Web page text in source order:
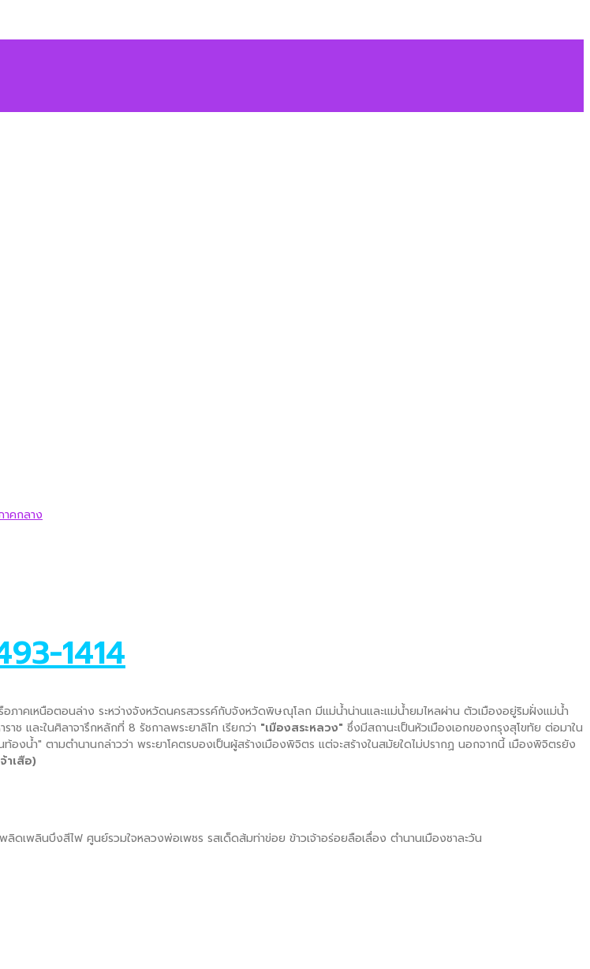
าคกลาง
1414
าคเหนือตอนล่าง ระหว่างจังหวัดนครสวรรค์กับจังหวัดพิษณุโลก มีแม่น้ำน่านและแม่น้ำยมไหลผ่าน ตัวเมืองอยู่ริมฝั่งแม่น้ำ
ช และในศิลาจารึกหลักที่ 8 รัชกาลพระยาลิไท เรียกว่า "เมืองสระหลวง" ซึ่งมีสถานะเป็นหัวเมืองเอกของกรุงสุโขทัย ต่อมาใน
งน้ำ" ตามตำนานกล่าวว่า พระยาโคตรบองเป็นผู้สร้างเมืองพิจิตร แต่จะสร้างในสมัยใดไม่ปรากฏ นอกจากนี้ เมืองพิจิตรยัง
าเสือ)
ลิดเพลินบึงสีไฟ ศูนย์รวมใจหลวงพ่อเพชร รสเด็ดส้มท่าข่อย ข้าวเจ้าอร่อยลือเลื่อง ตำนานเมืองชาละวัน